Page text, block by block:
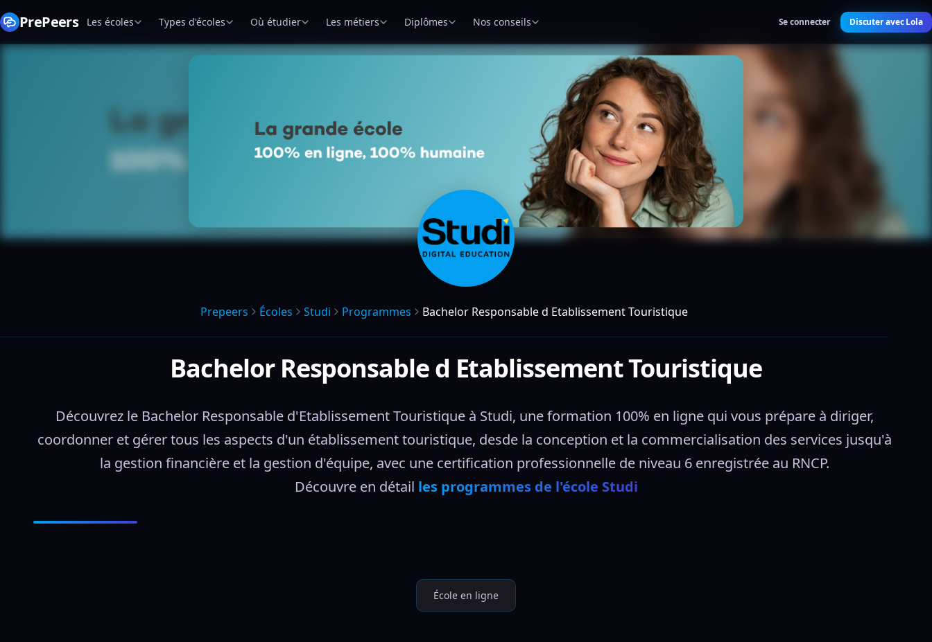
PrePeers Les écoles Types d'écoles Où étudier Les métiers Diplômes Nos conseils Se connecter Discuter avec Lola
Prepeers Écoles Studi Programmes Bachelor Responsable d Etablissement Touristique
Bachelor Responsable d Etablissement Touristique
Découvrez le Bachelor Responsable d'Etablissement Touristique à Studi, une formation 100% en ligne qui vous prépare à diriger,
coordonner et gérer tous les aspects d'un établissement touristique, desde la conception et la commercialisation des services jusqu'à
la gestion financière et la gestion d'équipe, avec une certification professionnelle de niveau 6 enregistrée au RNCP.
Découvre en détail les programmes de l'école Studi
École en ligne